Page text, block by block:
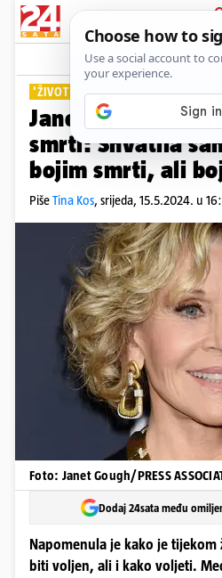
Lifestyle
'ŽIVOT SAMCA ME ISPUNIO'
Jane Fonda (86)
smrti: Shvatila
bojim smrti, ali
PišeTina Kos, srijeda, 15.5.2024. u
Foto: Janet Gough/PRESS
Dodaj 24sata među
Napomenula je kako je
biti voljen, ali i kako voljeti.